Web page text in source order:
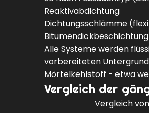
Reaktivabdichtung
Dichtungsschlämme
Bitumendickbeschichtung
Alle Systeme werden
vorbereiteten
Mörtelkehlstoff - etwa
Vergleich der
Vergleich